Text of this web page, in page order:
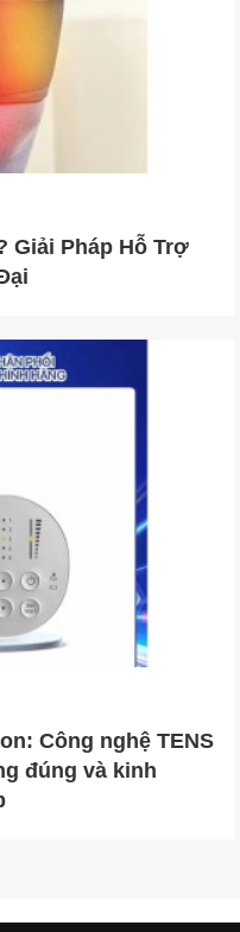
Giải Pháp Hỗ Trợ
Công nghệ TENS
đúng và kinh